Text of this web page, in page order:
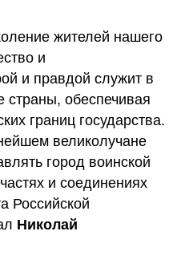
жителей нашего
и
и правдой служит в
обеспечивая
границ государства.
великолучане
город воинской
и соединениях
Российской
Николай